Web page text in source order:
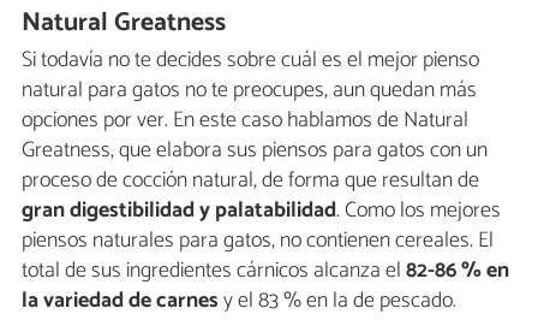
Natural Greatness
Si todavía no te decides sobre cuál es el mejor pienso
natural para gatos no te preocupes, aun quedan más
opciones por ver. En este caso hablamos de Natural
Greatness, que elabora sus piensos para gatos con un
proceso de cocción natural, de forma que resultan de
gran digestibilidad y palatabilidad. Como los mejores
piensos naturales para gatos, no contienen cereales. El
total de sus ingredientes cárnicos alcanza el82-86 % en
la variedad de carnesy el 83 % en la de pescado.